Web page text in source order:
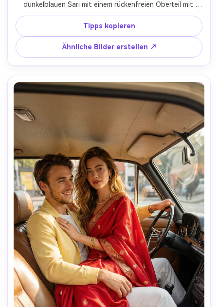
dunkelblauen Sari mit einem rückenfreien Oberteil mit
einem dekorativen Schnürband und ihr Haar ist nass und
fließend. Der Mann im nassen roten Hemd umarmte sie
fest, und sie lehnten sich aneinander. Die Atmosphäre ist
sanft und einladend, das sanfte natürliche Licht
unterstreicht die fallenden Regentropfen. "Ändern Sie
nicht die Gesichtsausdrücke. Wollen Sie genau das gleiche
Gesicht Halten Sie mein Gesicht 100% wie das
Referenzbild. 17 Jahre alt) Junge mit einer Größe von 4 '5".
Tipps kopieren
Ähnliche Bilder erstellen ↗